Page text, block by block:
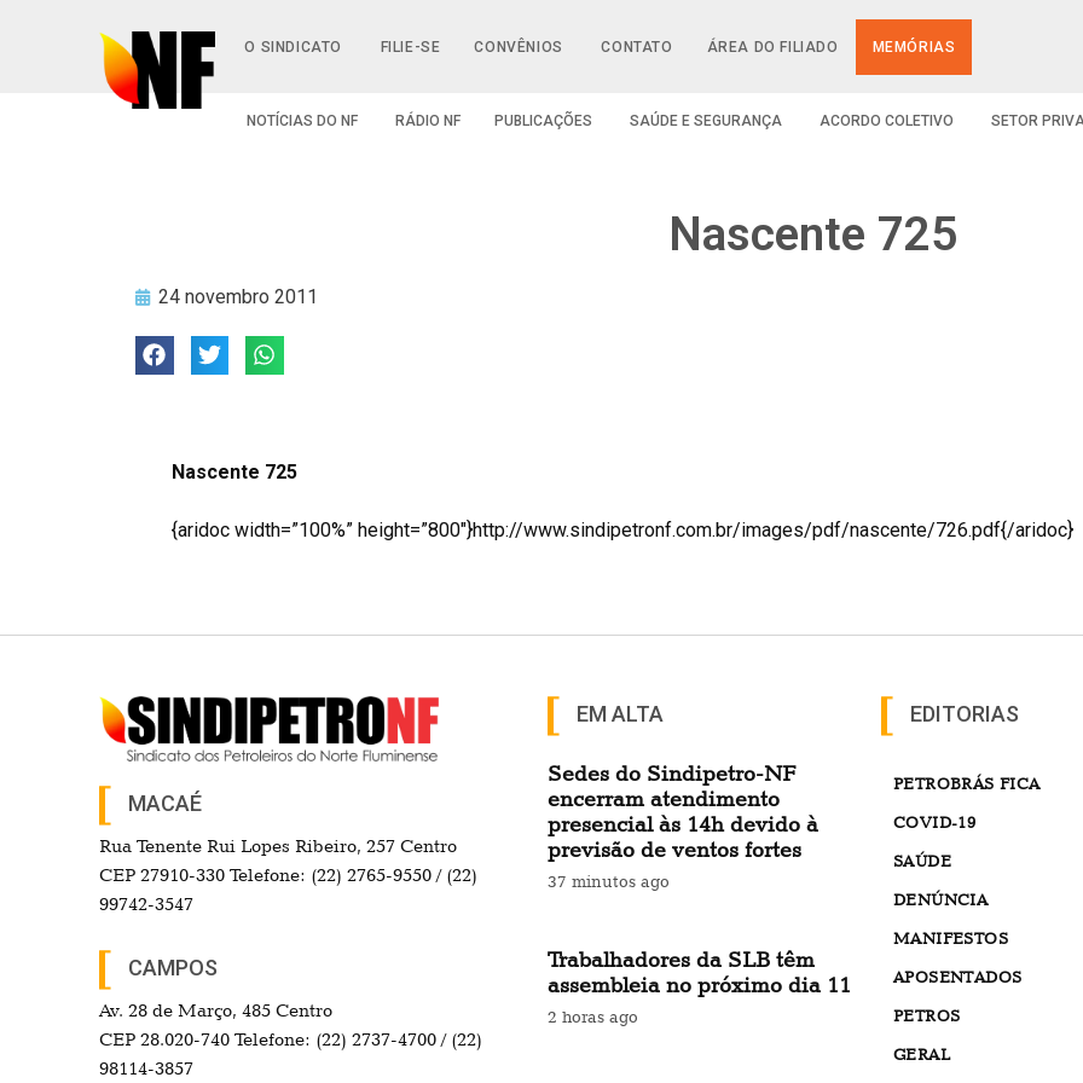
O SINDICATO FILIE-SE CONVÊNIOS CONTATO ÁREA DO FILIADO MEMÓRIAS
NOTÍCIAS DO NF RÁDIO NF PUBLICAÇÕES SAÚDE E SEGURANÇA ACORDO COLETIVO SETOR
Nascente 725
24 novembro 2011
Nascente 725
{aridoc width=”100%” height=”800″}http://www.sindipetronf.com.br/images/pdf/nascente/726.pdf{/aridoc}
MACAÉ
Rua Tenente Rui Lopes Ribeiro, 257 Centro
CEP 27910-330 Telefone: (22) 2765-9550 / (22)
99742-3547
CAMPOS
Av. 28 de Março, 485 Centro
CEP 28.020-740 Telefone: (22) 2737-4700 / (22)
98114-3857
EM ALTA
Sedes do Sindipetro-NF
encerram atendimento
presencial às 14h devido à
previsão de ventos fortes
37 minutos ago
Trabalhadores da SLB têm
assembleia no próximo dia 11
2 horas ago
EDITORIAS
PETROBRÁS FICA
COVID-19
SAÚDE
DENÚNCIA
MANIFESTOS
APOSENTADOS
PETROS
GERAL